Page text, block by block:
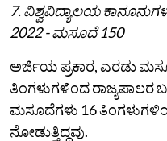
7. ವಿಶ್ವವಿದ್ಯಾಲಯ
2022 - ಮಸೂದೆ 150
ಅರ್ಜಿಯ ಪ್ರಕಾರ, ಎರಡು
ತಿಂಗಳುಗಳಿಂದ ರಾಜ್ಯಪಾಲರ
ಮಸೂದೆಗಳು 16
ನೋಡುತ್ತಿದ್ದವು.